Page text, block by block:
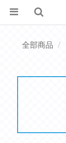
全部商品